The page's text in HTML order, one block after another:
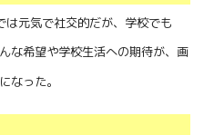
元気で社交的だが、学校でも
な希望や学校生活への期待が、画
なった。